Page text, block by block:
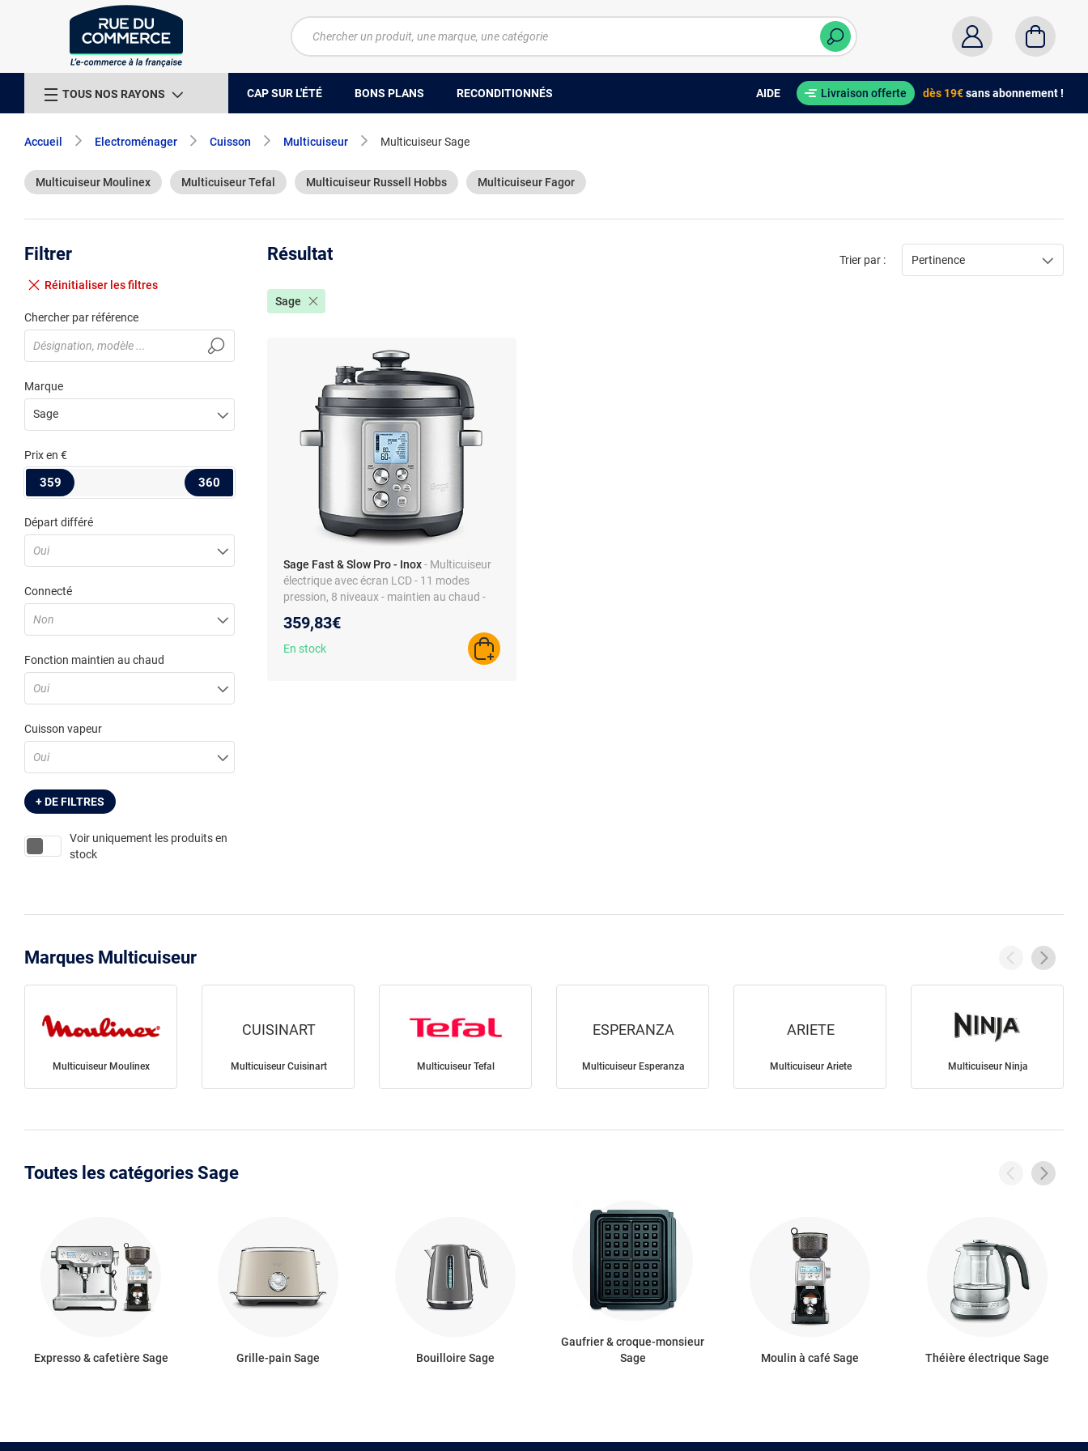
TOUS NOS RAYONS CAP SUR L'ÉTÉ BONS PLANS RECONDITIONNÉS AIDE Livraison offerte dès 19€sans abonnement !
Accueil Electroménager Cuisson Multicuiseur Multicuiseur Sage
Multicuiseur Moulinex Multicuiseur Tefal Multicuiseur Russell Hobbs Multicuiseur Fagor
Filtrer
Réinitialiser les filtres
Chercher par référence
Marque
Sage
Prixen €
359 360
Départ différé
Oui
Connecté
Non
Fonction maintien au chaud
Oui
Cuisson vapeur
Oui
+ DE FILTRES
Voir uniquement les produits en
stock
Résultat
Sage
Trier par : Pertinence
Sage Fast & Slow Pro - Inox- Multicuiseur
électrique avec écran LCD - 11 modes
pression, 8 niveaux - maintien au chaud -
vapeur automatique - couvercle sécurité
359,83€
En stock
AJOUTER AU PANIER
Marques Multicuiseur
Multicuiseur Moulinex
CUISINART
Multicuiseur Cuisinart Multicuiseur Tefal
ESPERANZA
Multicuiseur Esperanza
ARIETE
Multicuiseur Ariete Multicuiseur Ninja
Toutes les catégories Sage
Expresso & cafetière Sage Grille-pain Sage Bouilloire Sage
Gaufrier & croque-monsieur
Sage
Moulin à café Sage Théière électrique Sage